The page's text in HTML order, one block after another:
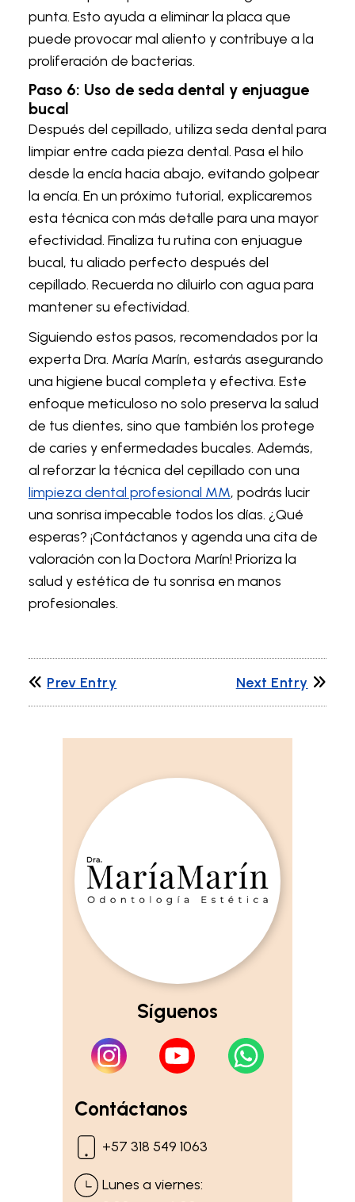
punta. Esto ayuda a eliminar la placa que
puede provocar mal aliento y contribuye a la
proliferación de bacterias.
Paso 6: Uso de seda dental y enjuague
bucal
Después del cepillado, utiliza seda dental para
limpiar entre cada pieza dental. Pasa el hilo
desde la encía hacia abajo, evitando golpear
la encía. En un próximo tutorial, explicaremos
esta técnica con más detalle para una mayor
efectividad. Finaliza tu rutina con enjuague
bucal, tu aliado perfecto después del
cepillado. Recuerda no diluirlo con agua para
mantener su efectividad.
Siguiendo estos pasos, recomendados por la
experta Dra. María Marín, estarás asegurando
una higiene bucal completa y efectiva. Este
enfoque meticuloso no solo preserva la salud
de tus dientes, sino que también los protege
de caries y enfermedades bucales. Además,
al reforzar la técnica del cepillado con una
limpieza dental profesional MM, podrás lucir
una sonrisa impecable todos los días. ¿Qué
esperas? ¡Contáctanos y agenda una cita de
valoración con la Doctora Marín! Prioriza la
salud y estética de tu sonrisa en manos
profesionales.
Prev Entry Next Entry
Síguenos
Contáctanos
+57 318 549 1063
Lunes a viernes: